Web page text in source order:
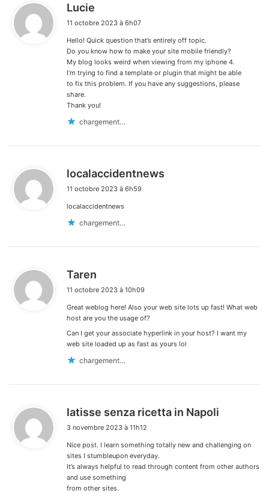
Lucie
t
:
11 octobre 2023 à 6h07
Hello! Quick question that’s entirely off topic.
Do you know how to make your site mobile friendly?
My blog looks weird when viewing from my iphone 4.
I’m trying to find a template or plugin that might be able
to fix this problem. If you have any suggestions, please
share.
Thank you!
chargement…
localaccidentnews
11 octobre 2023 à 6h59
localaccidentnews
chargement…
Taren
t
:
11 octobre 2023 à 10h09
Great weblog here! Also your web site lots up fast! What web
host are you the usage of?
Can I get your associate hyperlink in your host? I want my
web site loaded up as fast as yours lol
chargement…
latisse senza ricetta in Napoli
3 novembre 2023 à 11h12
Nice post. I learn something totally new and challenging on
sites I stumbleupon everyday.
It’s always helpful to read through content from other authors
and use something
from other sites.